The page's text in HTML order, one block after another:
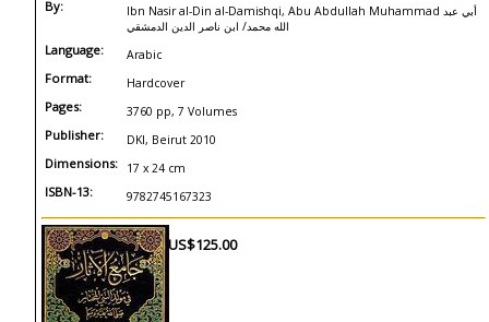
By:
Ibn Nasir al-Din al-Damishqi, Abu Abdullah Muhammad أبي عبد
الله محمد/ ابن ناصر الدين الدمشقي
Language: Arabic
Format: Hardcover
Pages: 3760 pp, 7 Volumes
Publisher: DKI, Beirut 2010
Dimensions: 17 x 24 cm
ISBN-13: 9782745167323
US$125.00